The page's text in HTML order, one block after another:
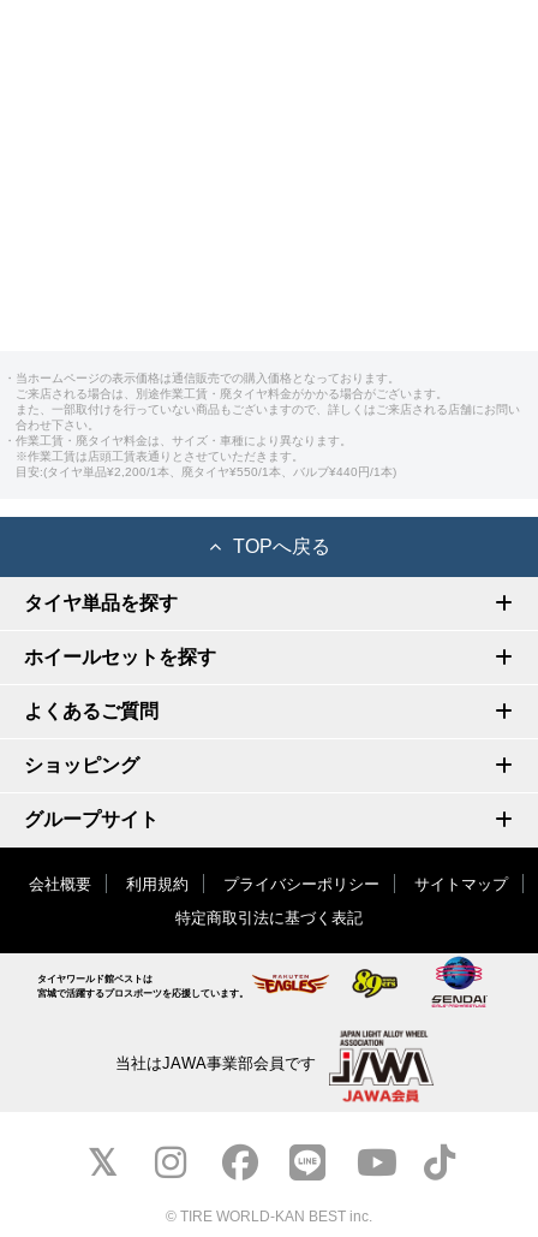
・当ホームページの表示価格は通信販売での購入価格となっております。
ご来店される場合は、別途作業工賃・廃タイヤ料金がかかる場合がございます。
また、一部取付けを行っていない商品もございますので、詳しくはご来店される店舗にお問い
合わせ下さい。
・作業工賃・廃タイヤ料金は、サイズ・車種により異なります。
※作業工賃は店頭工賃表通りとさせていただきます。
目安:(タイヤ単品¥2,200/1本、廃タイヤ¥550/1本、バルブ¥440円/1本)
TOPへ戻る
タイヤ単品を探す
ホイールセットを探す
よくあるご質問
ショッピング
グループサイト
会社概要 利用規約 プライバシーポリシー
サイトマップ
特定商取引法に基づく表記
タイヤワールド館ベストは
宮城で活躍するプロスポーツを応援しています。
当社はJAWA事業部会員です
© TIRE WORLD-KAN BEST inc.